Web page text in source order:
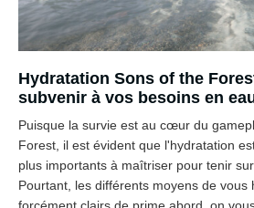
Hydratation Sons of the
subvenir à vos besoins en
Puisque la survie est au cœur du
Forest, il est évident que l'hydratation
plus importants à maîtriser pour tenir
Pourtant, les différents moyens de vous
forcément clairs de prime abord, on